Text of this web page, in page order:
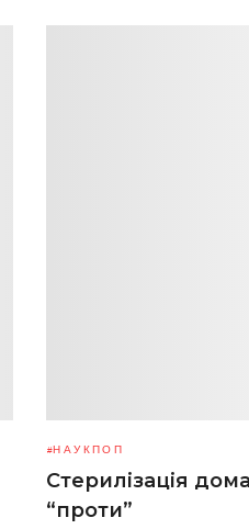
НАУКПОП
Стерилізація
“проти”